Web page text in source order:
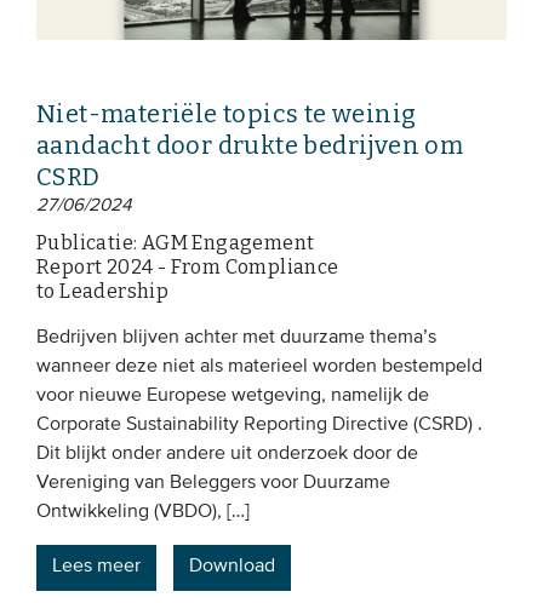
Niet-materiële topics te weinig
aandacht door drukte bedrijven om
CSRD
27/06/2024
Publicatie: AGM Engagement
Report 2024 - From Compliance
to Leadership
Bedrijven blijven achter met duurzame thema’s
wanneer deze niet als materieel worden bestempeld
voor nieuwe Europese wetgeving, namelijk de
Corporate Sustainability Reporting Directive (CSRD) .
Dit blijkt onder andere uit onderzoek door de
Vereniging van Beleggers voor Duurzame
Ontwikkeling (VBDO), […]
Lees meer Download